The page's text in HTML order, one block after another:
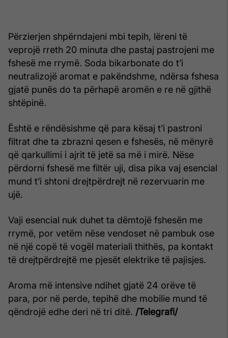
Përzierjen shpërndajeni mbi tepih, lëreni të
veprojë rreth 20 minuta dhe pastaj pastrojeni me
fshesë me rrymë. Soda bikarbonate do t’i
neutralizojë aromat e pakëndshme, ndërsa fshesa
gjatë punës do ta përhapë aromën e re në gjithë
shtëpinë.
Është e rëndësishme që para kësaj t’i pastroni
filtrat dhe ta zbrazni qesen e fshesës, në mënyrë
që qarkullimi i ajrit të jetë sa më i mirë. Nëse
përdorni fshesë me filtër uji, disa pika vaj esencial
mund t’i shtoni drejtpërdrejt në rezervuarin me
ujë.
Vaji esencial nuk duhet ta dëmtojë fshesën me
rrymë, por vetëm nëse vendoset në pambuk ose
në një copë të vogël materiali thithës, pa kontakt
të drejtpërdrejtë me pjesët elektrike të pajisjes.
Aroma më intensive ndihet gjatë 24 orëve të
para, por në perde, tepihë dhe mobilie mund të
qëndrojë edhe deri në tri ditë. /Telegrafi/